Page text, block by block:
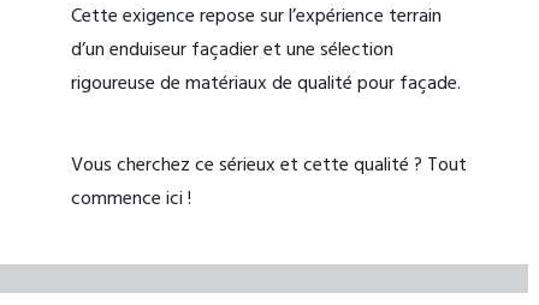
Cette exigence repose sur l’expérience terrain
d’un enduiseur façadier et une sélection
rigoureuse de matériaux de qualité pour façade.
Vous cherchez ce sérieux et cette qualité ? Tout
commence ici !